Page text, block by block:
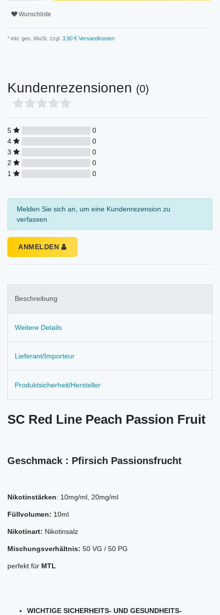
Wunschliste
* inkl. ges. MwSt. zzgl. 3,90 € Versandkosten
Kundenrezensionen (0)
5
0
4
0
3
0
2
0
1
0
Melden Sie sich an, um eine Kundenrezension zu
verfassen.
ANMELDEN
Beschreibung
Weitere Details
Lieferant/Importeur
Produktsicherheit/Hersteller
SC Red Line Peach Passion Fruit
Geschmack : Pfirsich Passionsfrucht
Nikotinstärken: 10mg/ml, 20mg/ml
Füllvolumen: 10ml
Nikotinart: Nikotinsalz
Mischungsverhältnis: 50 VG / 50 PG
perfekt für MTL
WICHTIGE SICHERHEITS- UND GESUNDHEITS-